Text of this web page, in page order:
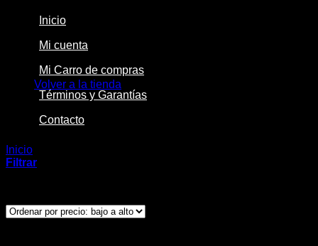
Volver a la tienda
Inicio
Mi cuenta
Mi Carro de compras
Términos y Garantías
Contacto
Inicio
Filtrar